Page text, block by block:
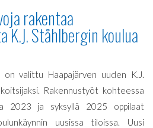
rakentaa
K.J. Ståhlbergin koulua
on valittu Haapajärven uuden K.J.
Rakennustyöt kohteessa
2023 ja syksyllä 2025 oppilaat
uusissa tiloissa. Uusi